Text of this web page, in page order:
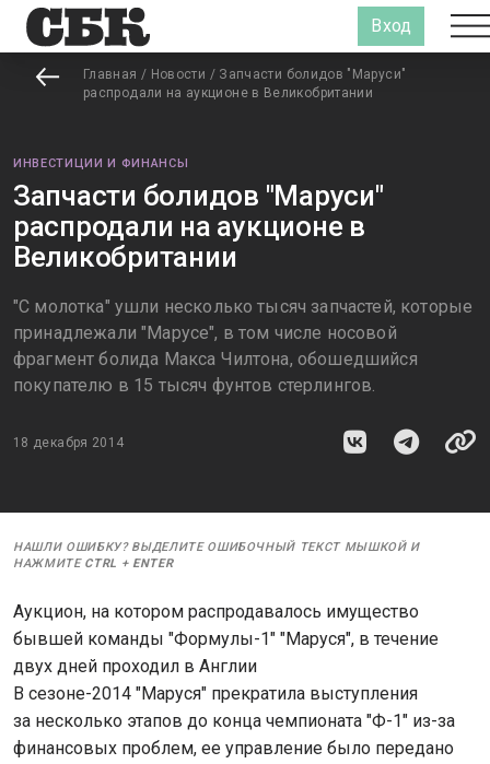
Вход
Главная / Новости / Запчасти болидов "Маруси"
распродали на аукционе в Великобритании
ИНВЕСТИЦИИ И ФИНАНСЫ
Запчасти болидов "Маруси"
распродали на аукционе в
Великобритании
"С молотка" ушли несколько тысяч запчастей, которые
принадлежали "Марусе", в том числе носовой
фрагмент болида Макса Чилтона, обошедшийся
покупателю в 15 тысяч фунтов стерлингов.
18 декабря 2014
НАШЛИ ОШИБКУ? ВЫДЕЛИТЕ ОШИБОЧНЫЙ ТЕКСТ МЫШКОЙ И
НАЖМИТЕ CTRL + ENTER
Аукцион, на котором распродавалось имущество
бывшей команды "Формулы-1" "Маруся", в течение
двух дней проходил в Англии
В сезоне-2014 "Маруся" прекратила выступления
за несколько этапов до конца чемпионата "Ф-1" из-за
финансовых проблем, ее управление было передано